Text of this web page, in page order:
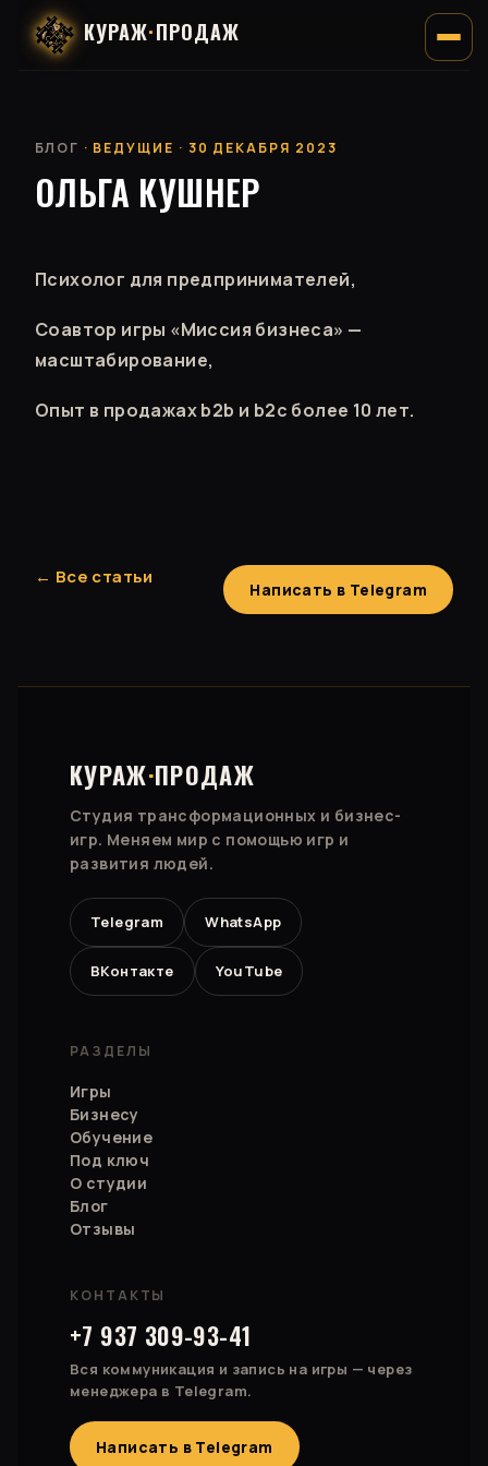
КУРАЖ·ПРОДАЖ
БЛОГ · ВЕДУЩИЕ · 30 ДЕКАБРЯ 2023
ОЛЬГА КУШНЕР
Психолог для предпринимателей,
Соавтор игры «Миссия бизнеса» —
масштабирование,
Опыт в продажах b2b и b2c более 10 лет.
← Все статьи
Написать в Telegram
КУРАЖ·ПРОДАЖ
Студия трансформационных и бизнес-
игр. Меняем мир с помощью игр и
развития людей.
Telegram WhatsApp
ВКонтакте YouTube
РАЗДЕЛЫ
Игры
Бизнесу
Обучение
Под ключ
О студии
Блог
Отзывы
КОНТАКТЫ
+7 937 309-93-41
Вся коммуникация и запись на игры — через
менеджера в Telegram.
Написать в Telegram